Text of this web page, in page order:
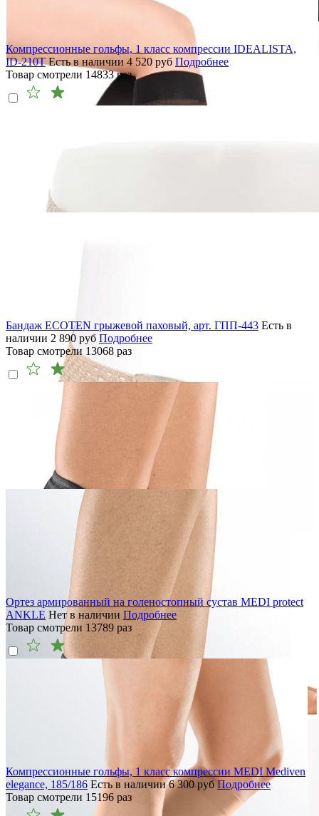
Компрессионные гольфы, 1 класс компрессии IDEALISTA,
ID-210T Есть в наличии 4 520 руб Подробнее
Товар смотрели 14833раз
Бандаж ECOTEN грыжевой паховый, арт. ГПП-443 Есть в
наличии 2 890 руб Подробнее
Товар смотрели 13068 раз
Ортез армированный на голеностопный сустав MEDI protect
ANKLE Нет в наличии Подробнее
Товар смотрели 13789 раз
Компрессионные гольфы, 1 класс компрессии MEDI Mediven
elegance, 185/186 Есть в наличии 6 300 руб Подробнее
Товар смотрели 15196 раз